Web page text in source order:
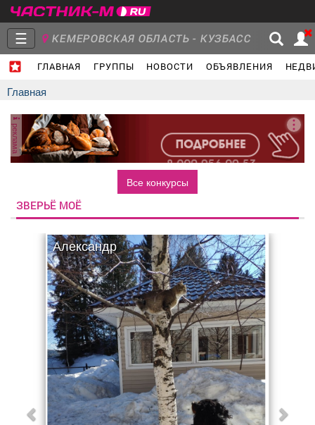
☰ КЕМЕРОВСКАЯ ОБЛАСТЬ - КУЗБАСС
ГЛАВНАЯ ГРУППЫ НОВОСТИ ОБЪЯВЛЕНИЯ
Главная
Объявления Недвижимость Услуги
Транспорт Компании
Обучение Проекты
Поздравления Погода
Главная
реклама
Все конкурсы
ЗВЕРЬЁ МОЁ
Александр